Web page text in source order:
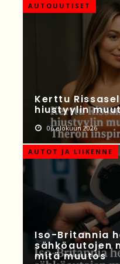
AUTOUUTISET
Kerttu
hiustyylin
06 elokuun 2026
AUTOT JA LIIKENNE
Iso-Britannia
sähköautojen
mitä muutos